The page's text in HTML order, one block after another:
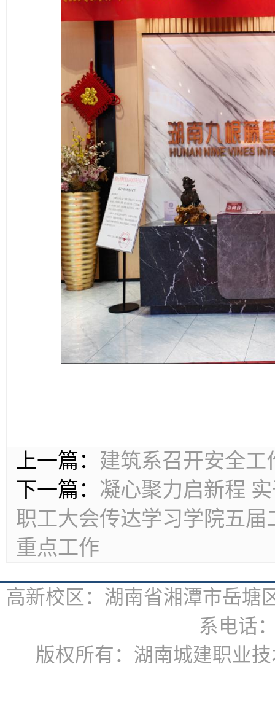
上一篇： 建筑系召开安全
下一篇： 凝心聚力启新程
职工大会传达学习学院五
重点工作
高新校区：湖南省湘潭市岳
系电话
版权所有：湖南城建职业